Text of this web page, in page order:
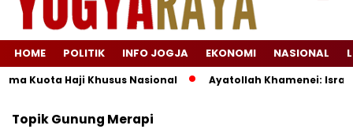
HOME POLITIK INFO JOGJA EKONOMI NASIONAL
Kuota Haji Khusus Nasional Ayatollah Khamenei:
TopikGunung Merapi